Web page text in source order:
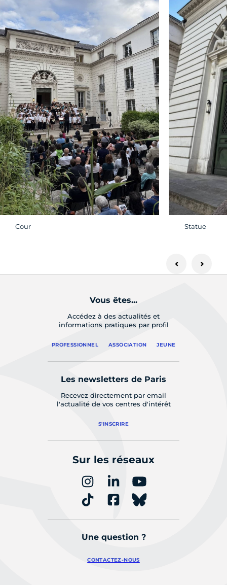
Cour Statue
Vous êtes...
Accédez à des actualités et
informations pratiques par profil
PROFESSIONNEL ASSOCIATION JEUNE
Les newsletters de Paris
Recevez directement par email
l'actualité de vos centres d'intérêt
S'INSCRIRE
Sur les réseaux
Une question ?
CONTACTEZ-NOUS